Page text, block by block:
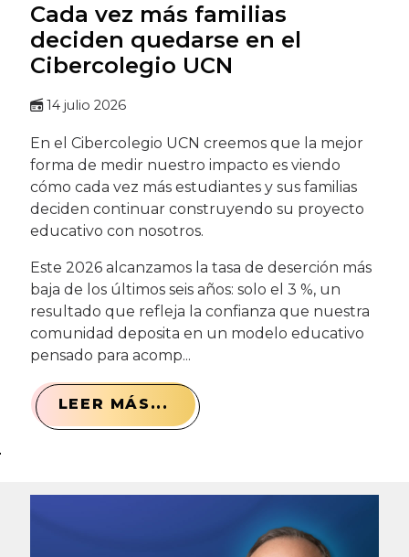
Cada vez más familias
deciden quedarse en el
Cibercolegio UCN
14 julio 2026
En el Cibercolegio UCN creemos que la mejor
forma de medir nuestro impacto es viendo
cómo cada vez más estudiantes y sus familias
deciden continuar construyendo su proyecto
educativo con nosotros.
Este 2026 alcanzamos la tasa de deserción más
baja de los últimos seis años: solo el 3 %, un
resultado que refleja la confianza que nuestra
comunidad deposita en un modelo educativo
pensado para acomp...
LEER MÁS...